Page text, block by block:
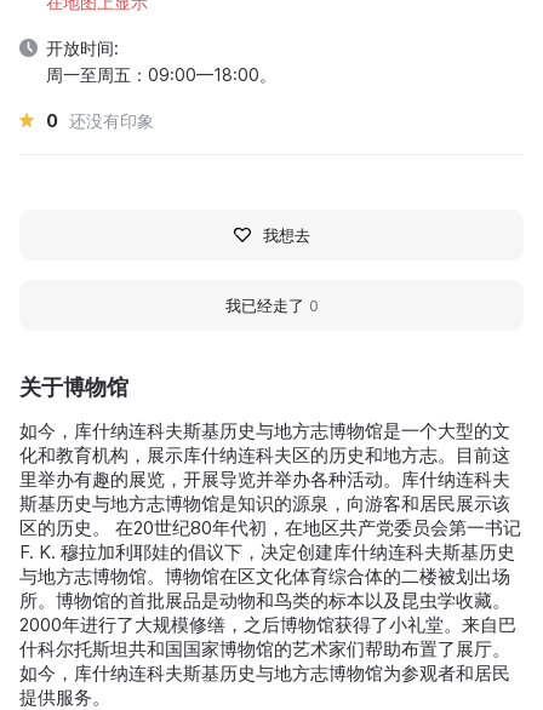
关于博物馆
如今，库什纳连科夫斯基历史与地方志博物馆是一个大型的文
化和教育机构，展示库什纳连科夫区的历史和地方志。目前这
里举办有趣的展览，开展导览并举办各种活动。库什纳连科夫
斯基历史与地方志博物馆是知识的源泉，向游客和居民展示该
区的历史。 在20世纪80年代初，在地区共产党委员会第一书记
F. K. 穆拉加利耶娃的倡议下，决定创建库什纳连科夫斯基历史
与地方志博物馆。博物馆在区文化体育综合体的二楼被划出场
所。博物馆的首批展品是动物和鸟类的标本以及昆虫学收藏。
2000年进行了大规模修缮，之后博物馆获得了小礼堂。来自巴
什科尔托斯坦共和国国家博物馆的艺术家们帮助布置了展厅。
如今，库什纳连科夫斯基历史与地方志博物馆为参观者和居民
提供服务。
开放时间:
周一至周五：09:00—18:00。
0 还没有印象
我想去
我已经走了 0